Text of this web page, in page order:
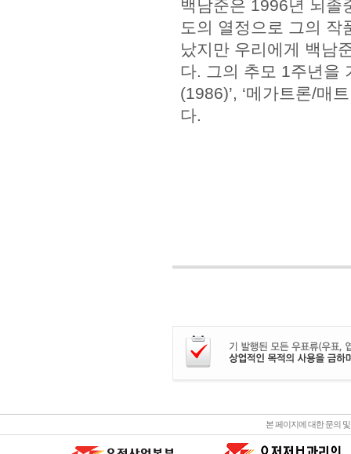
백남준은 1996년 뇌졸
도의 열정으로 그의
났지만 우리에게 백남
다. 그의 추모 1주년을
(1986)’, ‘메가트론/매
다.
본 페이지에 대한 문의